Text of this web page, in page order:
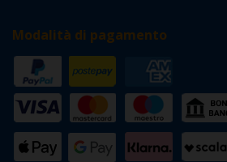
Modalità di pagamento